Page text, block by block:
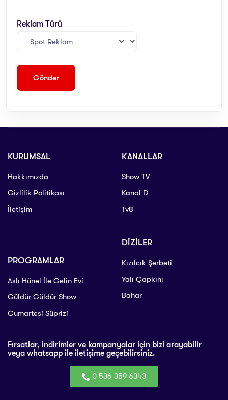
Reklam Türü
KURUMSAL
Hakkımızda
Gizlilik Politikası
İletişim
KANALLAR
Show TV
Kanal D
Tv8
PROGRAMLAR
Aslı Hünel İle Gelin Evi
Güldür Güldür Show
Cumartesi Süprizi
DİZİLER
Kızılcık Şerbeti
Yalı Çapkını
Bahar
Fırsatlar, indirimler ve kampanyalar için bizi arayabilir
veya whatsapp ile iletişime geçebilirsiniz.
0 536 359 6343